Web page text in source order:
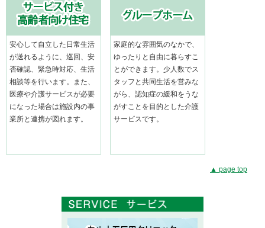
安心して自立した日常生活
が送れるように、巡回、安
否確認、緊急時対応、生活
相談等を行います。また、
医療や介護サービスが必要
になった場合は施設内の事
業所と連携が図れます。
家庭的な雰囲気のなかで、
ゆったりと自由に暮らすこ
とができます。少人数でス
タッフと共同生活を営みな
がら、認知症の緩和をうな
がすことを目的とした介護
サービスです。
▲ page top